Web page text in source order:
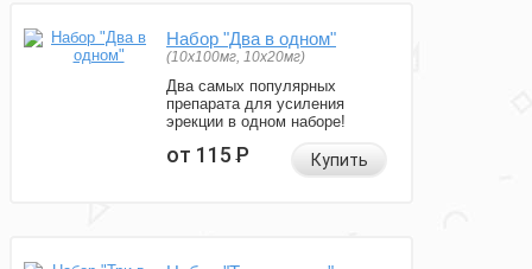
Набор "Два в одном"
(10x100мг, 10x20мг)
Два самых популярных
препарата для усиления
эрекции в одном наборе!
от 115Р Купить